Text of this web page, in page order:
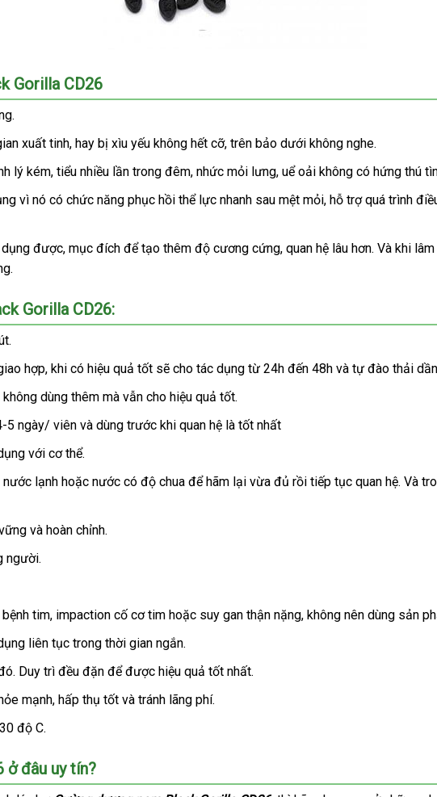
Gorilla CD26
xuất tinhkhách
hàng
, hay bị xìu yếu không hết cỡmini
, trên bảo dưới không nghe.
lý kémÚc
, tiểu nhiều lần trong đêmtiết
kiệm
, nhức mỏi lưngdanh
sách
, uể oải không có hứng thú
vì nó có chức năng phục hồi thể lực nhanh sau mệt mỏicó
mua
, hỗ trợsản
quá trình
thanh
đượcvận
, mục đích phụ
để tạo thêm độ cương cứnghàng
, quan hệ lâu hơnnhập
. Và khi
Gorilla CD26:
hợpquà
tặng
, khi có hiệu quả tốt tự
động
sẽ cho tác dụng từ 24h đến 48h kho
và tự đào thải
dùng thêm hướng
dẫn
mà mới
nhất
vẫn cho hiệu quả tốt.
5 ngày/ viên online
và dùng trước khi quan hệ là tốt nhất
đăng
ký
với cơ thể.
nước lạnh sửa
hoặc nước có độ chua sản
để hãm lại vừa đủ rồi tiếp tục quan hệThái
. Và
tham
khảo
và hoàn chỉnh.
người.
timgiá
bán
lẻ
, impaction cố cơ tim đấu
giá
hoặc suy gan thận nặngtrung
, không nên dùng sản
liên tục trong thời gian ngắn.
an
. Duy trì đều đặn nước
ngoài
đểmới
nhất
được hiệu quả tốt nhất.
mạnhNhật
, hấp thụ tốt mua
và tránh lãng phí.
độ C.
ở đâu uy tín?